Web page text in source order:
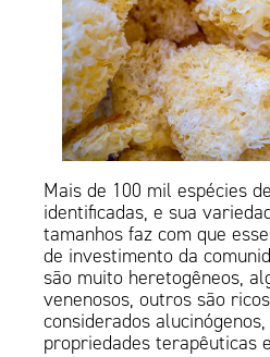
Mais de 100 mil espécies
identificadas, e sua
tamanhos faz com que
de investimento da
são muito heretogêneos,
venenosos, outros são
considerados
propriedades terapêuticas